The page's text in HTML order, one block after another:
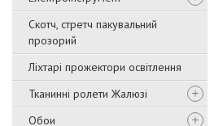
Скотч, стретч пакувальний
прозорий
Ліхтарі прожектори освітлення
Тканинні ролети Жалюзі
Обои